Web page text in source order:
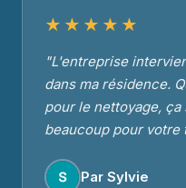
★★★★★
"L'entreprise
dans ma résidence.
pour le nettoyage,
beaucoup pour votre
Par Sylvie